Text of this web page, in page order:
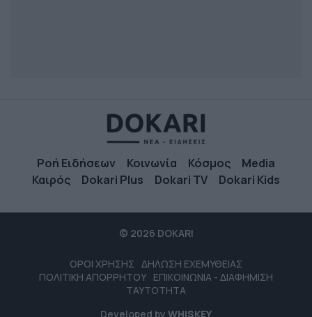
Ροή Ειδήσεων Κοινωνία Κόσμος
Media
Καιρός
Dokari Plus Dokari TV Dokari Kids
© 2026 DOKARI
ΟΡΟΙ ΧΡΗΣΗΣ ΔΗΛΩΣΗ ΕΧΕΜΥΘΕΙΑΣ
ΠΟΛΙΤΙΚΗ ΑΠΟΡΡΗΤΟΥ ΕΠΙΚΟΙΝΩΝΙΑ - ΔΙΑΦΗΜΙΣΗ
ΤΑΥΤΟΤΗΤΑ
Developed by WHISKEY